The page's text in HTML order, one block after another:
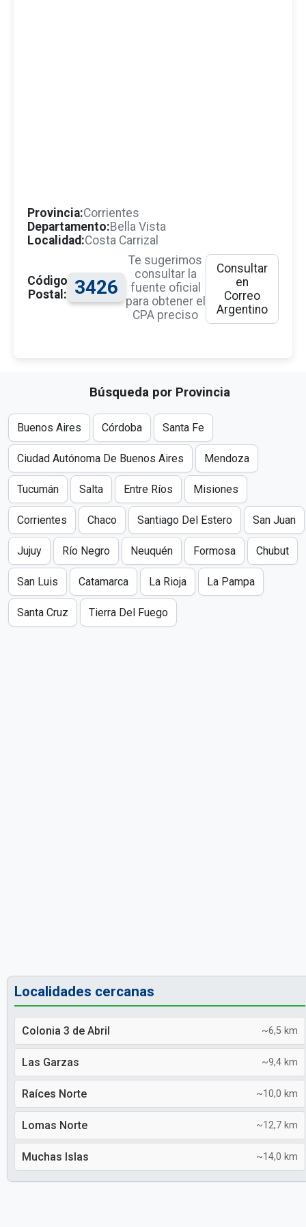
Provincia:Corrientes
Departamento:Bella Vista
Localidad:Costa Carrizal
Código
Postal:
3426
Te sugerimos
consultar la
fuente oficial
para obtener el
CPA preciso
Consultar
en
Correo
Argentino
Búsqueda por Provincia
Buenos Aires Córdoba Santa Fe
Ciudad Autónoma De Buenos Aires Mendoza
Tucumán Salta Entre Ríos Misiones
Corrientes Chaco Santiago Del Estero San Juan
Jujuy Río Negro Neuquén Formosa Chubut
San Luis Catamarca La Rioja La Pampa
Santa Cruz Tierra Del Fuego
Localidades cercanas
Colonia 3 de Abril ~6,5 km
Las Garzas ~9,4 km
Raíces Norte ~10,0 km
Lomas Norte ~12,7 km
Muchas Islas ~14,0 km